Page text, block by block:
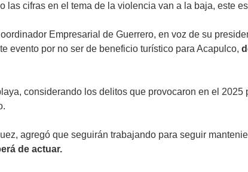
cifras en el tema de la violencia van a la baja, este
Empresarial de Guerrero, en voz de su
evento por no ser de beneficio turístico para Acapulco,
considerando los delitos que provocaron en el
agregó que seguirán trabajando para seguir
de actuar.